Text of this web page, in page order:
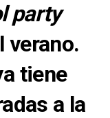
party
verano.
tiene
a la